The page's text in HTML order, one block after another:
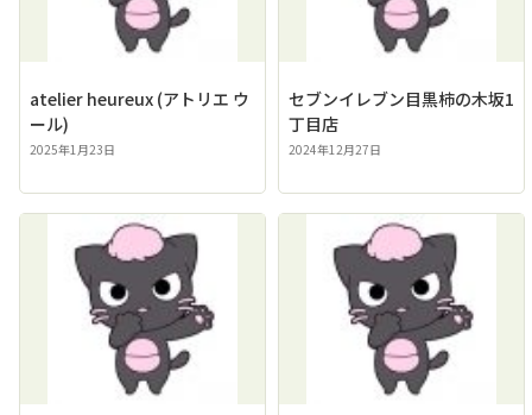
atelier heureux (アトリエ ウ
ール)
2025年1月23日
セブンイレブン目黒柿の木坂1
丁目店
2024年12月27日